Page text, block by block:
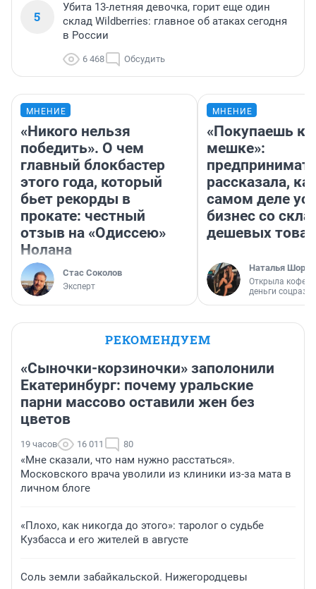
5
Убита 13-летняя девочка, горит еще один
склад Wildberries: главное об атаках сегодня
в России
6 468 Обсудить
МНЕНИЕ
«Никого нельзя
победить». О чем
главный блокбастер
этого года, который
бьет рекорды в
прокате: честный
отзыв на «Одиссею»
Нолана
Стас Соколов
Эксперт
МНЕНИЕ
«Покупаешь
мешке»:
рассказала,
самом деле
бизнес со
дешевых
Наталья
Открыла
деньги
РЕКОМЕНДУЕМ
«Сыночки-корзиночки» заполонили
Екатеринбург: почему уральские
парни массово оставили жен без
цветов
19 часов 16 011 80
«Мне сказали, что нам нужно расстаться».
Московского врача уволили из клиники из-за мата в
личном блоге
«Плохо, как никогда до этого»: таролог о судьбе
Кузбасса и его жителей в августе
Соль земли забайкальской. Нижегородцевы